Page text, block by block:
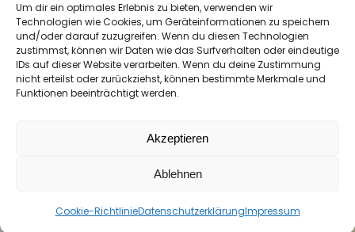
Um dir ein optimales Erlebnis zu bieten, verwenden wir
Technologien wie Cookies, um Geräteinformationen zu speichern
und/oder darauf zuzugreifen. Wenn du diesen Technologien
zustimmst, können wir Daten wie das Surfverhalten oder eindeutige
IDs auf dieser Website verarbeiten. Wenn du deine Zustimmung
nicht erteilst oder zurückziehst, können bestimmte Merkmale und
Funktionen beeinträchtigt werden.
Akzeptieren
Ablehnen
Cookie-RichtlinieDatenschutzerklärungImpressum